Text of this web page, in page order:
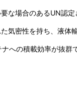
な場合のあるUN認定
気密性を持ち、液体
への積載効率が抜群で